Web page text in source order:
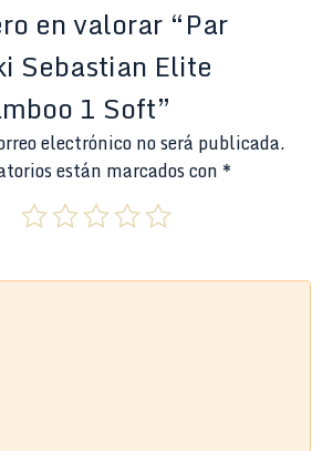
en valorar “Par
Sebastian Elite
1 Soft”
electrónico no será publicada.
están marcados con *